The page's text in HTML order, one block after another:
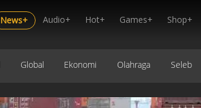
News+ Audio+ Hot+ Games+ Shop+
Global Ekonomi Olahraga Seleb